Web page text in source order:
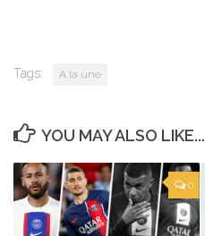
Tags: A la une
YOU MAY ALSO LIKE...
0